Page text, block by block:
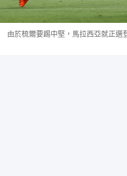
由於梳爾要踢中堅，馬拉西亞就正選